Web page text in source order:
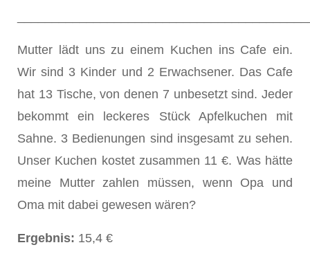
Mutter lädt uns zu einem Kuchen ins Cafe ein.
Wir sind 3 Kinder und 2 Erwachsener. Das Cafe
hat 13 Tische, von denen 7 unbesetzt sind. Jeder
bekommt ein leckeres Stück Apfelkuchen mit
Sahne. 3 Bedienungen sind insgesamt zu sehen.
Unser Kuchen kostet zusammen 11 €. Was hätte
meine Mutter zahlen müssen, wenn Opa und
Oma mit dabei gewesen wären?
Ergebnis: 15,4 €